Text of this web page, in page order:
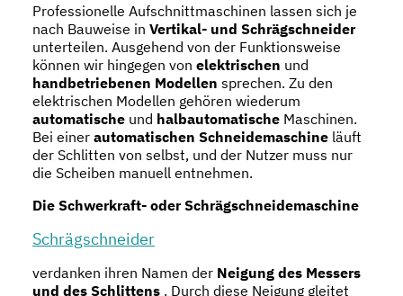
Professionelle Aufschnittmaschinen lassen sich je
nach Bauweise in Vertikal- und Schrägschneider
unterteilen. Ausgehend von der Funktionsweise
können wir hingegen von elektrischen und
handbetriebenen Modellen sprechen. Zu den
elektrischen Modellen gehören wiederum
automatische und halbautomatische Maschinen.
Bei einer automatischen Schneidemaschine läuft
der Schlitten von selbst, und der Nutzer muss nur
die Scheiben manuell entnehmen.
Die Schwerkraft- oder Schrägschneidemaschine
Schrägschneider
verdanken ihren Namen der Neigung des Messers
und des Schlittens . Durch diese Neigung gleitet